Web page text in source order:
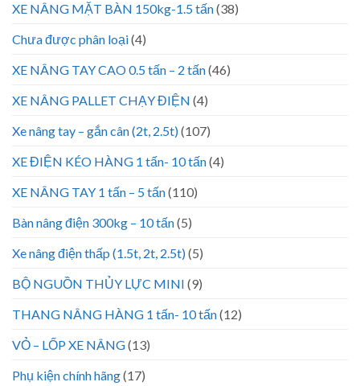
XE NÂNG MẶT BÀN 150kg-1.5 tấn(38)
Chưa được phân loại(4)
XE NÂNG TAY CAO 0.5 tấn – 2 tấn(46)
XE NÂNG PALLET CHẠY ĐIỆN (4)
Xe nâng tay – gắn cân (2t, 2.5t)(107)
XE ĐIỆN KÉO HÀNG 1 tấn- 10 tấn(4)
XE NÂNG TAY 1 tấn – 5 tấn(110)
Bàn nâng điện 300kg – 10 tấn(5)
Xe nâng điện thấp (1.5t, 2t, 2.5t)(5)
BỘ NGUỒN THỦY LỰC MINI (9)
THANG NÂNG HÀNG 1 tấn- 10 tấn(12)
VỎ – LỐP XE NÂNG(13)
Phụ kiện chính hãng(17)